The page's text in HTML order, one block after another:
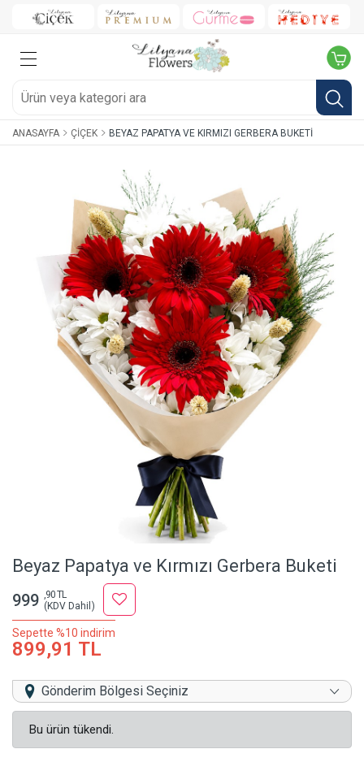
ANASAYFA ÇIÇEK BEYAZ PAPATYA VE KIRMIZI GERBERA BUKETI
Beyaz Papatya ve Kırmızı Gerbera Buketi
999 ,90 TL
(KDV Dahil)
Sepette %10 indirim
899,91 TL
Gönderim Bölgesi Seçiniz
Bu ürün tükendi.